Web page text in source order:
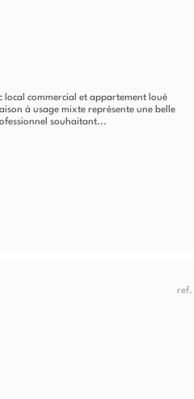
local commercial et appartement loué
à usage mixte représente une belle
souhaitant...
ref.